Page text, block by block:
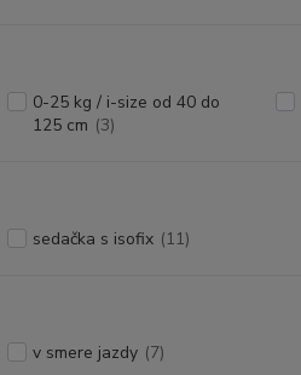
0-25 kg / i-size od 40 do
125 cm (3)
sedačka s isofix (11)
v smere jazdy (7)